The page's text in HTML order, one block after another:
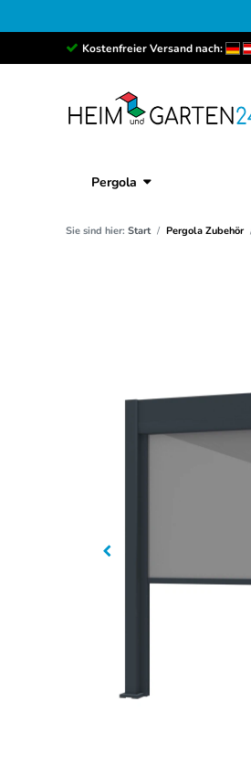
Kostenfreier Versand nach:
Pergola
Sie sind hier: Start Pergola Zubehör